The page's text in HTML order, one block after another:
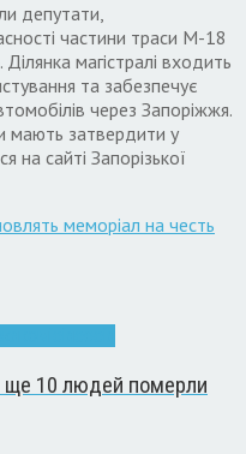
депутати,
частини траси М-18
магістралі входить
та забезпечує
через Запоріжжя.
мають затвердити у
на сайті Запорізької
меморіал на честь
ще 10 людей померли